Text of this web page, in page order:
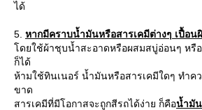
ได้
5. หากมีคราบน้ำมันหรือสารเคมีต่างๆ เปื้อน
ดยใช้ผ้าชุบน้ำสะอาดหรือผสมสบู่อ่อนๆ หรื
ก็ได้
ห้ามใช้ทินเนอร์ น้ำมันหรือสารเคมีใดๆ ทำค
ขาด
สารเคมีที่มีโอกาสจะถูกสีรถได้ง่าย ก็คือน้ำมั